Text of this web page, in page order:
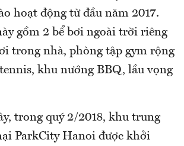
hoạt động từ đầu năm 2017.
gồm 2 bể bơi ngoài trời riêng
trong nhà, phòng tập gym rộng
khu nướng BBQ, lầu vọng
trong quý 2/2018, khu trung
ParkCity Hanoi được khởi